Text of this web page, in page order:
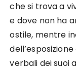
che si trova a
e dove non ha
ostile, mentre
dell’esposizione
verbali dei suoi